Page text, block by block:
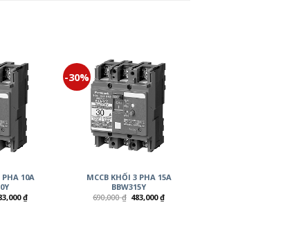
PHA 10A
₫
-30%
MCCB KHỐI 3 PHA 15A
BBW315Y
690,000₫ 483,000₫